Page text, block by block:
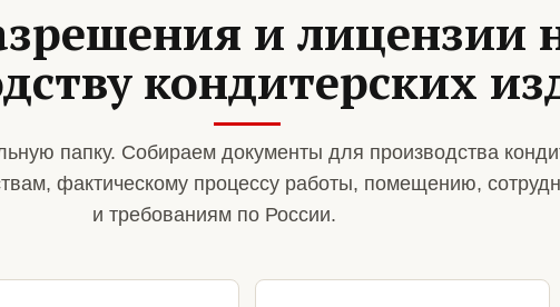
и лицензии
кондитерских
папку. Собираем документы для производства
фактическому процессу работы, помещению,
и требованиям по России.